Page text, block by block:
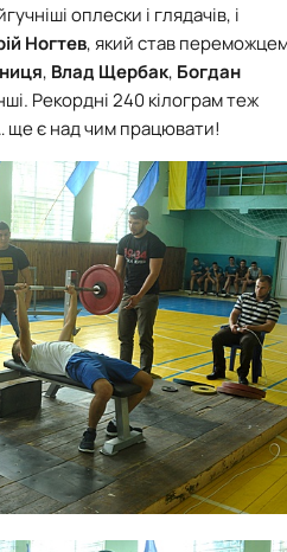
оплески і глядачів, і
Ногтев, який став
, Влад Щербак, Богдан
Рекордні 240 кілограм теж
ще є над чим працювати!